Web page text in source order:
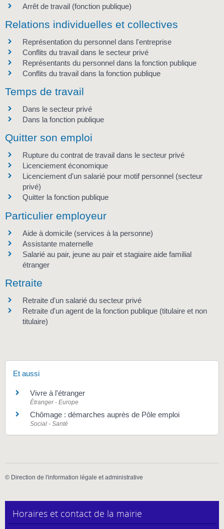
Arrêt de travail (fonction publique)
Relations individuelles et collectives
Représentation du personnel dans l'entreprise
Conflits du travail dans le secteur privé
Représentants du personnel dans la fonction publique
Conflits du travail dans la fonction publique
Temps de travail
Dans le secteur privé
Dans la fonction publique
Quitter son emploi
Rupture du contrat de travail dans le secteur privé
Licenciement économique
Licenciement d'un salarié pour motif personnel (secteur
privé)
Quitter la fonction publique
Particulier employeur
Aide à domicile (services à la personne)
Assistante maternelle
Salarié au pair, jeune au pair et stagiaire aide familial
étranger
Retraite
Retraite d'un salarié du secteur privé
Retraite d'un agent de la fonction publique (titulaire et non
titulaire)
Et aussi
Vivre à l'étranger
Étranger - Europe
Chômage : démarches auprès de Pôle emploi
Social - Santé
© Direction de l'information légale et administrative
Horaires et contact de la mairie